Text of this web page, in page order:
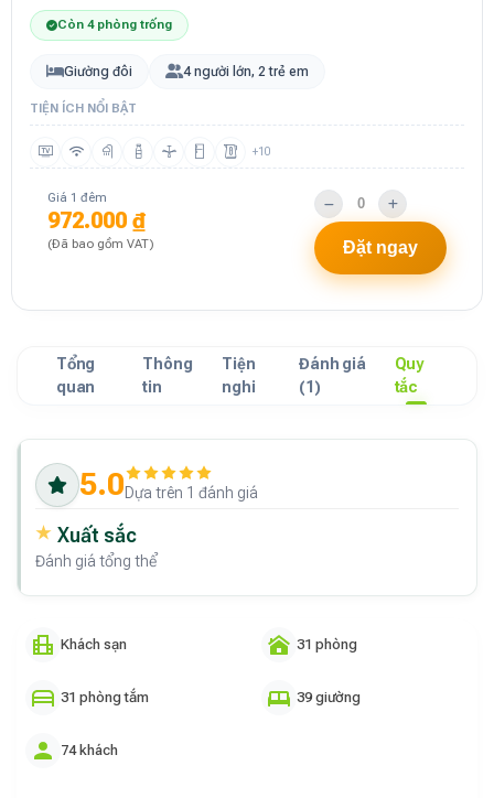
Còn 4 phòng trống
Giường đôi 4 người lớn, 2 trẻ em
TIỆN ÍCH NỔI BẬT
+10
Giá 1 đêm
972.000 ₫
(Đã bao gồm VAT) Đặt ngay
Tổng
quan
Thông
tin
Tiện
nghi
Đánh giá
(1)
Quy
tắc
5.0Dựa trên 1 đánh giá
Xuất sắc
Đánh giá tổng thể
Khách sạn 31 phòng
31 phòng tắm 39 giường
74 khách